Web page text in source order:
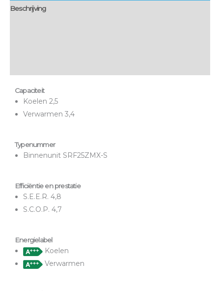
Beschrijving
Capaciteit
Koelen 2,5
Verwarmen 3,4
Typenummer
Binnenunit SRF25ZMX-S
Efficiëntie en prestatie
S.E.E.R. 4,8
S.C.O.P. 4,7
Energielabel
Koelen
Verwarmen